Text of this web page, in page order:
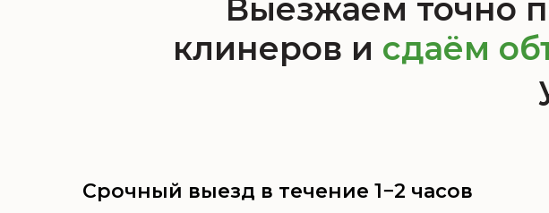
Выезжаем точно
клинеров и сдаём
Срочный выезд в течение 1−2 часов